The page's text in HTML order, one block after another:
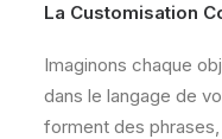
La Customisation
Imaginons chaque
dans le langage de
forment des